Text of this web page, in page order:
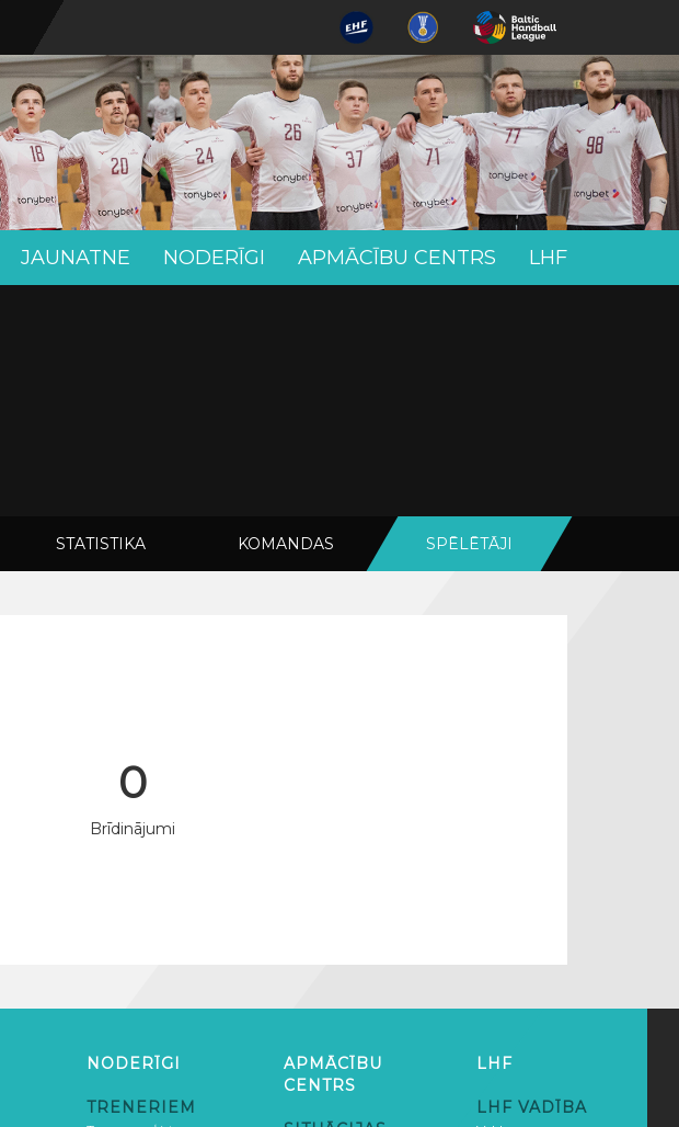
JAUNATNE NODERĪGI APMĀCĪBU CENTRS LHF
STATISTIKA KOMANDAS SPĒLĒTĀJI
0
Brīdinājumi
NODERĪGI
TRENERIEM
APMĀCĪBU
CENTRS
LHF
LHF VADĪBA